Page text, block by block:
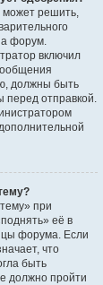
может решить,
форум.
включил
должны быть
перед отправкой.
при
её в
форума. Если
что
быть
должно пройти